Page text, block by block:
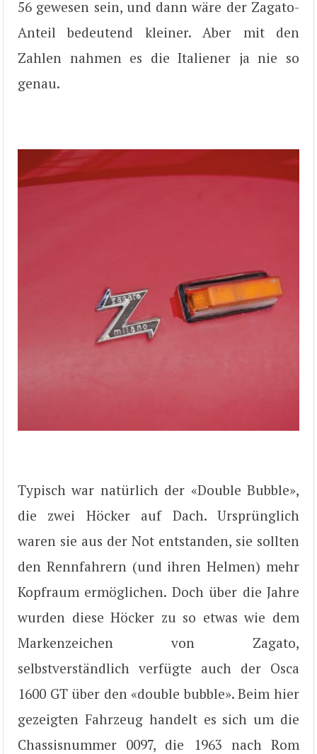
56 gewesen sein, und dann wäre der Zagato-
Anteil bedeutend kleiner. Aber mit den
Zahlen nahmen es die Italiener ja nie so
genau.
Typisch war natürlich der «Double Bubble»,
die zwei Höcker auf Dach. Ursprünglich
waren sie aus der Not entstanden, sie sollten
den Rennfahrern (und ihren Helmen) mehr
Kopfraum ermöglichen. Doch über die Jahre
wurden diese Höcker zu so etwas wie dem
Markenzeichen von Zagato,
selbstverständlich verfügte auch der Osca
1600 GT über den «double bubble». Beim hier
gezeigten Fahrzeug handelt es sich um die
Chassisnummer 0097, die 1963 nach Rom